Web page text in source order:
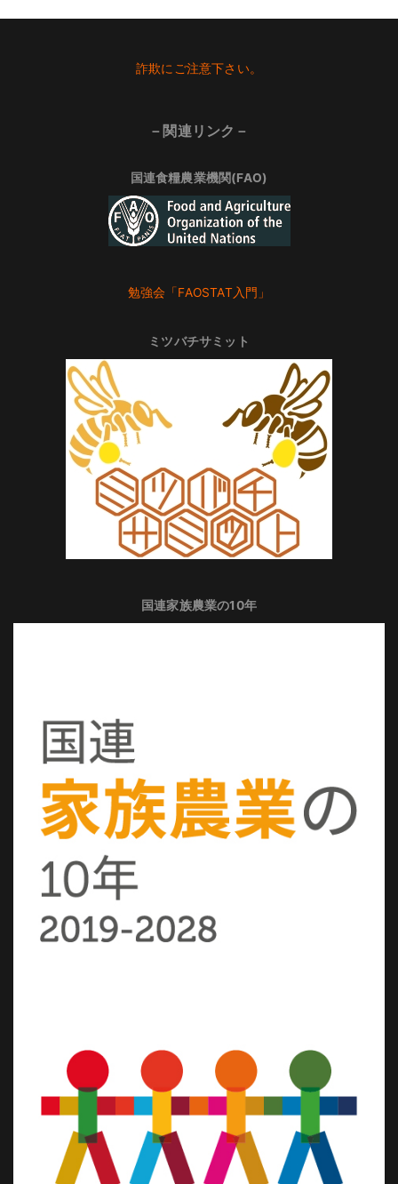
詐欺にご注意下さい。
－関連リンク－
国連食糧農業機関(FAO)
勉強会「FAOSTAT入門」
ミツバチサミット
国連家族農業の10年